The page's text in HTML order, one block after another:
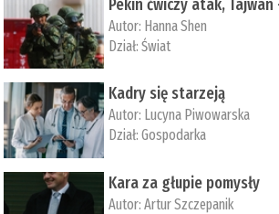
Pekin ćwiczy atak,
Autor: ­Hanna Shen
Dział:Świat
Kadry się starzeją
Autor: Lucyna Piwowarska
Dział:Gospodarka
Kara za głupie pomysły
Autor:Artur Szczepanik